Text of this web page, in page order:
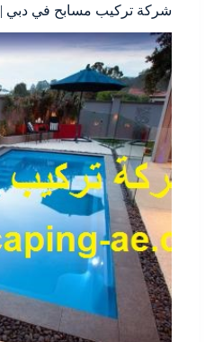
شركة تركيب مسابح في دبي |0541849208